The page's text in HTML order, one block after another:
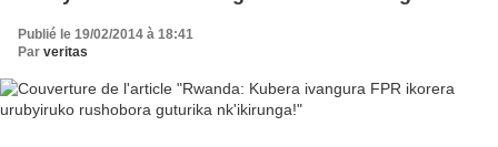
Publié le 19/02/2014 à 18:41
Par veritas